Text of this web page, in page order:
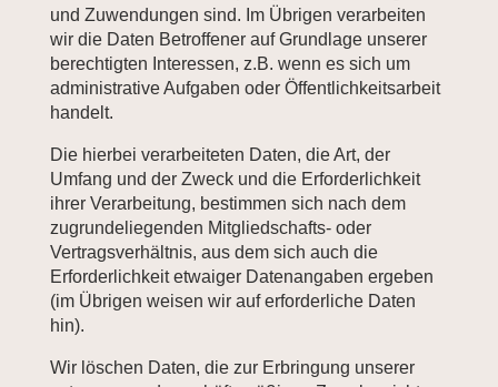
und Zuwendungen sind. Im Übrigen verarbeiten
wir die Daten Betroffener auf Grundlage unserer
berechtigten Interessen, z.B. wenn es sich um
administrative Aufgaben oder Öffentlichkeitsarbeit
handelt.
Die hierbei verarbeiteten Daten, die Art, der
Umfang und der Zweck und die Erforderlichkeit
ihrer Verarbeitung, bestimmen sich nach dem
zugrundeliegenden Mitgliedschafts- oder
Vertragsverhältnis, aus dem sich auch die
Erforderlichkeit etwaiger Datenangaben ergeben
(im Übrigen weisen wir auf erforderliche Daten
hin).
Wir löschen Daten, die zur Erbringung unserer